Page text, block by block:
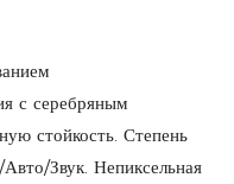
с серебряным
стойкость. Степень
Звук. Непиксельная